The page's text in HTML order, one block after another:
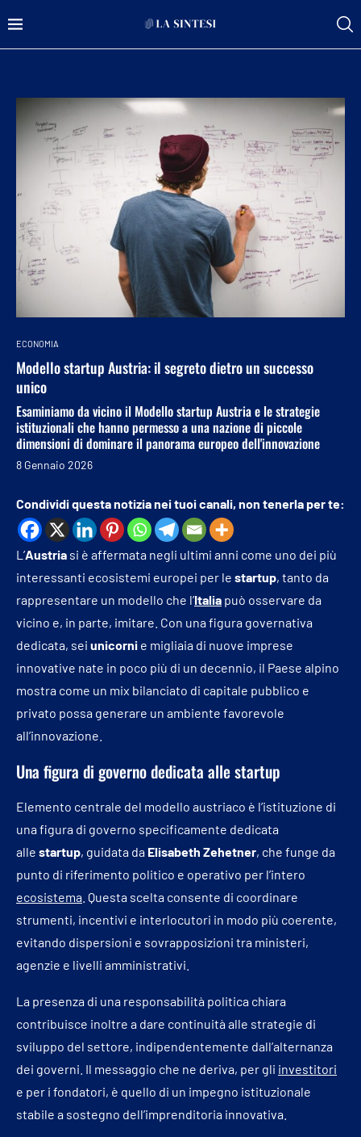
ECONOMIA
Modello startup Austria: il segreto dietro un successo
unico
Esaminiamo da vicino il Modello startup Austria e le strategie
istituzionali che hanno permesso a una nazione di piccole
dimensioni di dominare il panorama europeo dell'innovazione
8 Gennaio 2026
Condividi questa notizia nei tuoi canali, non tenerla per te:
L’Austria si è affermata negli ultimi anni come uno dei più
interessanti ecosistemi europei per le startup, tanto da
rappresentare un modello che l’Italia può osservare da
vicino e, in parte, imitare. Con una figura governativa
dedicata, sei unicorni e migliaia di nuove imprese
innovative nate in poco più di un decennio, il Paese alpino
mostra come un mix bilanciato di capitale pubblico e
privato possa generare un ambiente favorevole
all’innovazione.
Una figura di governo dedicata alle startup
Elemento centrale del modello austriaco è l’istituzione di
una figura di governo specificamente dedicata
alle startup, guidata da Elisabeth Zehetner, che funge da
punto di riferimento politico e operativo per l’intero
ecosistema . Questa scelta consente di coordinare
strumenti, incentivi e interlocutori in modo più coerente,
evitando dispersioni e sovrapposizioni tra ministeri,
agenzie e livelli amministrativi.
La presenza di una responsabilità politica chiara
contribuisce inoltre a dare continuità alle strategie di
sviluppo del settore, indipendentemente dall’alternanza
dei governi. Il messaggio che ne deriva, per gli investitori
e per i fondatori, è quello di un impegno istituzionale
stabile a sostegno dell’imprenditoria innovativa.